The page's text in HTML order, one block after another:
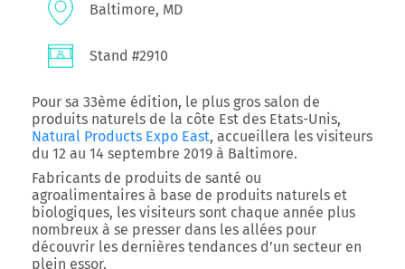
Baltimore, MD
Stand #2910
Pour sa 33ème édition, le plus gros salon de
produits naturels de la côte Est des Etats-Unis,
Natural Products Expo East, accueillera les visiteurs
du 12 au 14 septembre 2019 à Baltimore.
Fabricants de produits de santé ou
agroalimentaires à base de produits naturels et
biologiques, les visiteurs sont chaque année plus
nombreux à se presser dans les allées pour
découvrir les dernières tendances d’un secteur en
plein essor.